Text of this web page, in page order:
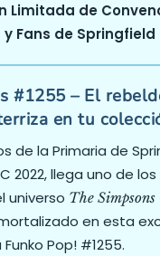
Limitada de
Fans de Springfield
#1255 – El
en tu
de la Primaria de
2022, llega uno de
universo The Simpsons
en esta
Pop! #1255.